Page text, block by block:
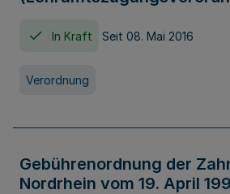
In Kraft Seit 08. Mai 2016
Verordnung
Gebührenordnung der
Nordrhein vom 19. April